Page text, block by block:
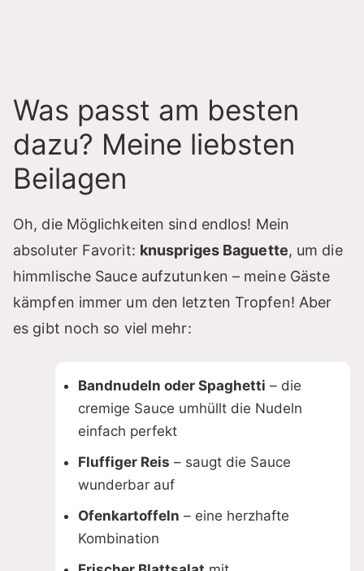
Was passt am besten
dazu? Meine liebsten
Beilagen
Oh, die Möglichkeiten sind endlos! Mein
absoluter Favorit: knuspriges Baguette, um die
himmlische Sauce aufzutunken – meine Gäste
kämpfen immer um den letzten Tropfen! Aber
es gibt noch so viel mehr:
Bandnudeln oder Spaghetti – die
cremige Sauce umhüllt die Nudeln
einfach perfekt
Fluffiger Reis – saugt die Sauce
wunderbar auf
Ofenkartoffeln – eine herzhafte
Kombination